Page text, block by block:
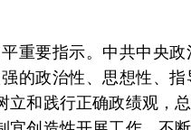
要指示。中共中央政
的政治性、思想性、
和践行正确政绩观，